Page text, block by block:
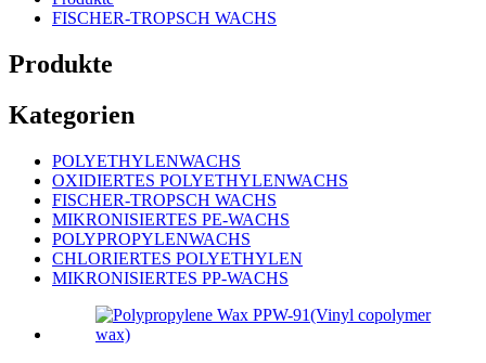
FISCHER-TROPSCH WACHS
Produkte
Kategorien
POLYETHYLENWACHS
OXIDIERTES POLYETHYLENWACHS
FISCHER-TROPSCH WACHS
MIKRONISIERTES PE-WACHS
POLYPROPYLENWACHS
CHLORIERTES POLYETHYLEN
MIKRONISIERTES PP-WACHS